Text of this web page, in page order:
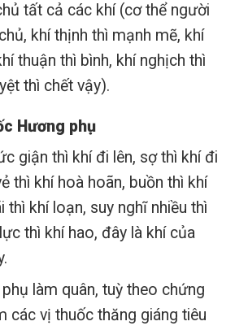
tất cả các khí (cơ thể người
khí thịnh thì mạnh mẽ, khí
thuận thì bình, khí nghịch thì
thì chết vậy).
Hương phụ
giận thì khí đi lên, sợ thì khí đi
thì khí hoà hoãn, buồn thì khí
thì khí loạn, suy nghĩ nhiều thì
thì khí hao, đây là khí của
làm quân, tuỳ theo chứng
các vị thuốc thăng giáng tiêu